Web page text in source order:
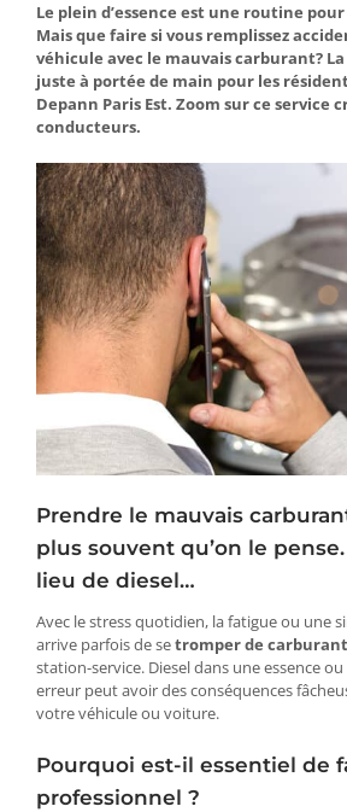
Le plein d’essence est une routine
Mais que faire si vous remplissez
véhicule avec le mauvais carburant?
juste à portée de main pour les
Depann Paris Est. Zoom sur ce service
conducteurs.
Prendre le mauvais
plus souvent qu’on le
lieu de diesel…
Avec le stress quotidien, la fatigue ou une
arrive parfois de setromper de carburant
station-service. Diesel dans une essence
erreur peut avoir des conséquences
votre véhicule ou voiture.
Pourquoi est-il essentiel de
professionnel ?